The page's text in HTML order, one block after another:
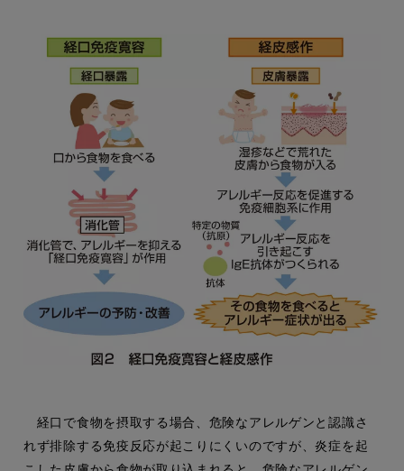
経口で食物を摂取する場合、危険なアレルゲンと認識さ
れず排除する免疫反応が起こりにくいのですが、炎症を起